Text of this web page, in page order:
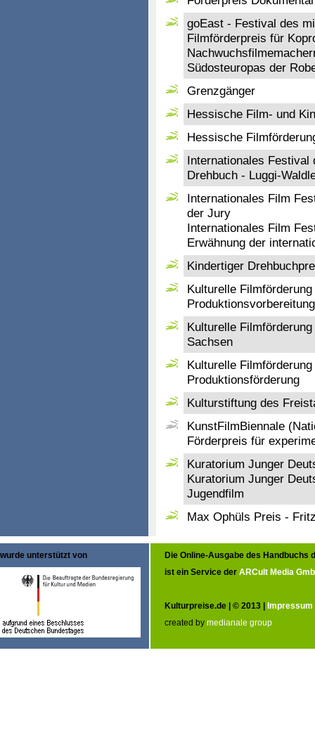
goEast - Festival des
Filmförderpreis für
Südosteuropas der
Grenzgänger
Hessische Film- und
Hessische
Internationales Festival
Drehbuch - Luggi-
Internationales Film
der Jury
Internationales Film
Erwähnung der
Kindertiger
Kulturelle
Produktionsvorbereitung
Kulturelle
Sachsen
Kulturelle
Produktionsförderung
Kulturstiftung des
KunstFilmBiennale
Förderpreis für
Kuratorium Junger
Kuratorium Junger
Jugendfilm
Max Ophüls Preis -
wurde unterstützt von
Die Online-Ausgabe des Handbuchs
ist ein Service der ARCult Media
Kulturpreise.de | © 2013 | Impressum
created by medianale group